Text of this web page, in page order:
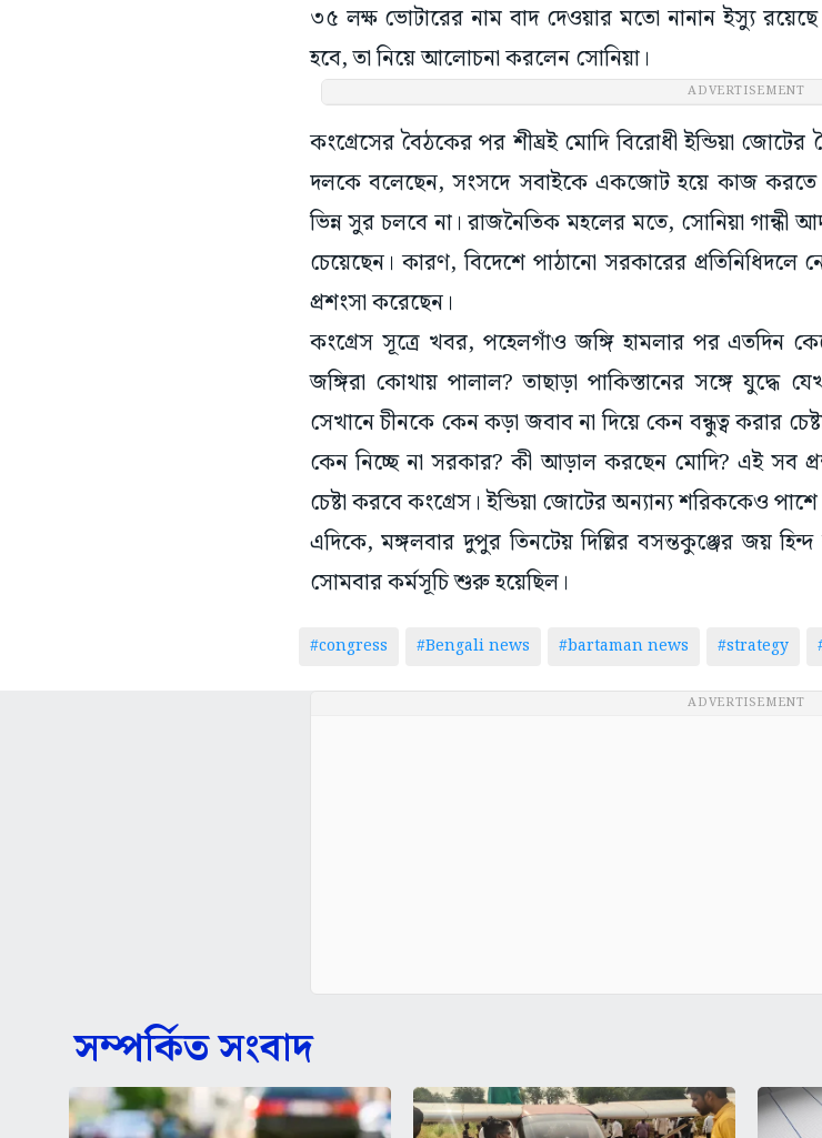
৩৫ লক্ষ ভোটারের নাম বাদ দেওয়ার মতো নানান ইস্যু
হবে, তা নিয়ে আলোচনা করলেন সোনিয়া।
ADVERTISEMENT
কংগ্রেসের বৈঠকের পর শীঘ্রই মোদি বিরোধী ইন্ডিয়া
দলকে বলেছেন, সংসদে সবাইকে একজোট হয়ে কাজ করতে
ভিন্ন সুর চলবে না। রাজনৈতিক মহলের মতে, সোনিয়া গান্ধী
চেয়েছেন। কারণ, বিদেশে পাঠানো সরকারের
প্রশংসা করেছেন।
কংগ্রেস সূত্রে খবর, পহেলগাঁও জঙ্গি হামলার পর এতদিন
জঙ্গিরা কোথায় পালাল? তাছাড়া পাকিস্তানের সঙ্গে যুদ্ধে
সেখানে চীনকে কেন কড়া জবাব না দিয়ে কেন বন্ধুত্ব করার
কেন নিচ্ছে না সরকার? কী আড়াল করছেন মোদি? এই সব
চেষ্টা করবে কংগ্রেস। ইন্ডিয়া জোটের অন্যান্য শরিককেও পাশে
এদিকে, মঙ্গলবার দুপুর তিনটেয় দিল্লির বসন্তকুঞ্জের জয়
সোমবার কর্মসূচি শুরু হয়েছিল।
#congress #Bengali news #bartaman news #strategy
ADVERTISEMENT
সম্পর্কিত সংবাদ